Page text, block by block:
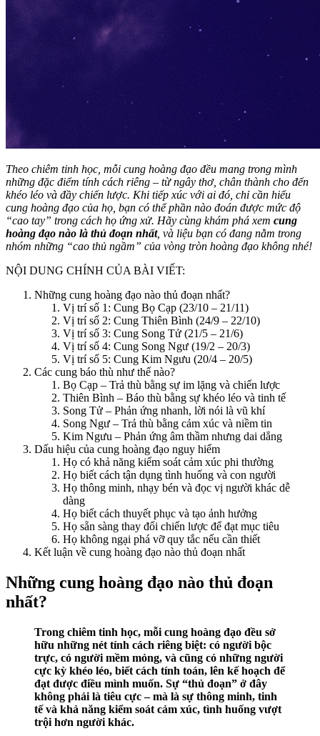
Theo chiêm tinh học, mỗi cung hoàng đạo đều mang trong mình
những đặc điểm tính cách riêng – từ ngây thơ, chân thành cho đến
khéo léo và đầy chiến lược. Khi tiếp xúc với ai đó, chỉ cần hiểu
cung hoàng đạo của họ, bạn có thể phần nào đoán được mức độ
“cao tay” trong cách họ ứng xử. Hãy cùng khám phá xem cung
hoàng đạo nào là thủ đoạn nhất, và liệu bạn có đang nằm trong
nhóm những “cao thủ ngầm” của vòng tròn hoàng đạo không nhé!
NỘI DUNG CHÍNH CỦA BÀI VIẾT:
Những cung hoàng đạo nào thủ đoạn nhất?
Vị trí số 1: Cung Bọ Cạp (23/10 – 21/11)
Vị trí số 2: Cung Thiên Bình (24/9 – 22/10)
Vị trí số 3: Cung Song Tử (21/5 – 21/6)
Vị trí số 4: Cung Song Ngư (19/2 – 20/3)
Vị trí số 5: Cung Kim Ngưu (20/4 – 20/5)
Các cung báo thù như thế nào?
Bọ Cạp – Trả thù bằng sự im lặng và chiến lược
Thiên Bình – Báo thù bằng sự khéo léo và tinh tế
Song Tử – Phản ứng nhanh, lời nói là vũ khí
Song Ngư – Trả thù bằng cảm xúc và niềm tin
Kim Ngưu – Phản ứng âm thầm nhưng dai dẳng
Dấu hiệu của cung hoàng đạo nguy hiểm
Họ có khả năng kiểm soát cảm xúc phi thường
Họ biết cách tận dụng tình huống và con người
Họ thông minh, nhạy bén và đọc vị người khác dễ
dàng
Họ biết cách thuyết phục và tạo ảnh hưởng
Họ sẵn sàng thay đổi chiến lược để đạt mục tiêu
Họ không ngại phá vỡ quy tắc nếu cần thiết
Kết luận về cung hoàng đạo nào thủ đoạn nhất
Những cung hoàng đạo nào thủ đoạn
nhất?
Trong chiêm tinh học, mỗi cung hoàng đạo đều sở
hữu những nét tính cách riêng biệt: có người bộc
trực, có người mềm mỏng, và cũng có những người
cực kỳ khéo léo, biết cách tính toán, lên kế hoạch để
đạt được điều mình muốn. Sự “thủ đoạn” ở đây
không phải là tiêu cực – mà là sự thông minh, tinh
tế và khả năng kiểm soát cảm xúc, tình huống vượt
trội hơn người khác.